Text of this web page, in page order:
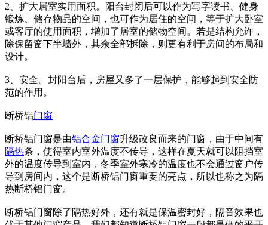
2、扩大居室实用面积。阳台封闭后可以作为写字读书、健身
锻炼、储存物品的空间，也可作为居住的空间，等于扩大卧室
或客厅的使用面积，增加了居室的储物空间。若是结构允许，
除保留窗下半墙外，其余全部拆除，则更有利于房间的布局和
设计。
3、安全。封阳台后，房屋又多了一层保护，能够起到安全防
范的作用。
断桥铝门窗
断桥铝门窗是由铝合金门窗升级改良而来的门窗，由于中间有
隔热条，使得室内室外温度不传导，这样在夏天就可以阻挡室
外的温度传导到室内，冬季室外寒冷的温度也不会通过窗户传
导到房间内，这个是断桥铝门窗重要的亮点，所以也称之为隔
热断桥铝门窗。
断桥铝门窗除了隔热好外，还有就是保温密封好，隔音效果也